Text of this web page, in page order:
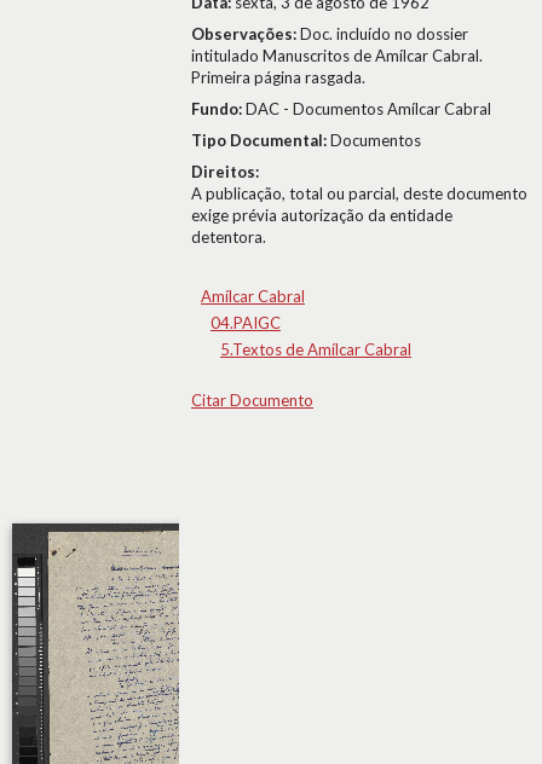
Observações:Doc. incluído no dossier
intitulado Manuscritos de Amílcar Cabral.
Primeira página rasgada.
Fundo:DAC - Documentos Amílcar Cabral
Tipo Documental:Documentos
Direitos:
A publicação, total ou parcial, deste documento
exige prévia autorização da entidade
detentora.
Amílcar Cabral
04.PAIGC
5.Textos de Amílcar Cabral
Citar Documento